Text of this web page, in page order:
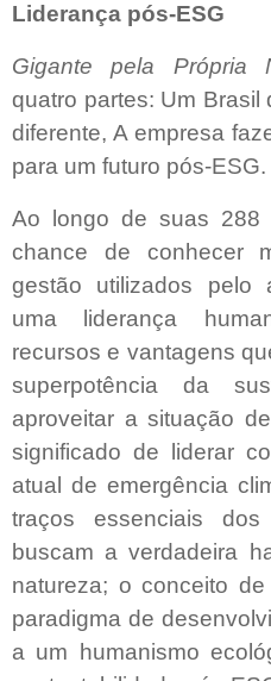
Liderança pós-ESG
Gigante pela Própria
quatro partes: Um Brasil
diferente, A empresa
para um futuro pós-ESG.
Ao longo de suas 288
chance de conhecer
gestão utilizados pelo
uma liderança
recursos e vantagens
superpotência da
aproveitar a situação
significado de liderar
atual de emergência
traços essenciais
buscam a verdadeira
natureza; o conceito
paradigma de
a um humanismo